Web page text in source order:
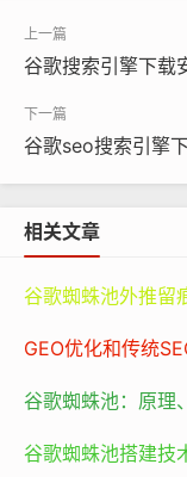
在信息获取维度，
已覆盖超过560亿
地区的多语言查询
能，通过理解上下
奖者生平及相关论
谷歌搜索引擎下载
谷歌seo搜索引擎
相关文章
GEO优化和传统
谷歌蜘蛛池：原理
谷歌蜘蛛池搭建技